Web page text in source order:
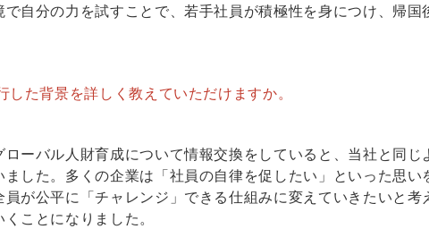
自分の力を試すことで、若手社員が積極性を身につけ、帰
た背景を詳しく教えていただけますか。
ーバル人財育成について情報交換をしていると、当社と同じ
した。多くの企業は「社員の自律を促したい」といった思
が公平に「チャレンジ」できる仕組みに変えていきたいと
ことになりました。